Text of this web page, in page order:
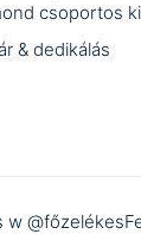
csoportos
& dedikálás
w